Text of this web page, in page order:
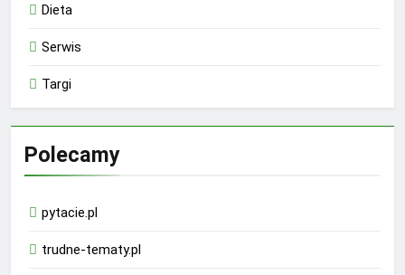
Dieta
Serwis
Targi
Polecamy
pytacie.pl
trudne-tematy.pl